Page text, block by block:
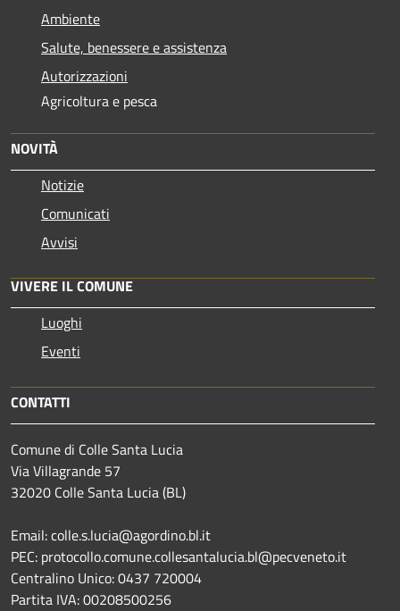
Ambiente
Salute, benessere e assistenza
Autorizzazioni
Agricoltura e pesca
NOVITÀ
Notizie
Comunicati
Avvisi
VIVERE IL COMUNE
Luoghi
Eventi
CONTATTI
Comune di Colle Santa Lucia
Via Villagrande 57
32020 Colle Santa Lucia (BL)
Email: colle.s.lucia@agordino.bl.it
PEC: protocollo.comune.collesantalucia.bl@pecveneto.it
Centralino Unico: 0437 720004
Partita IVA: 00208500256